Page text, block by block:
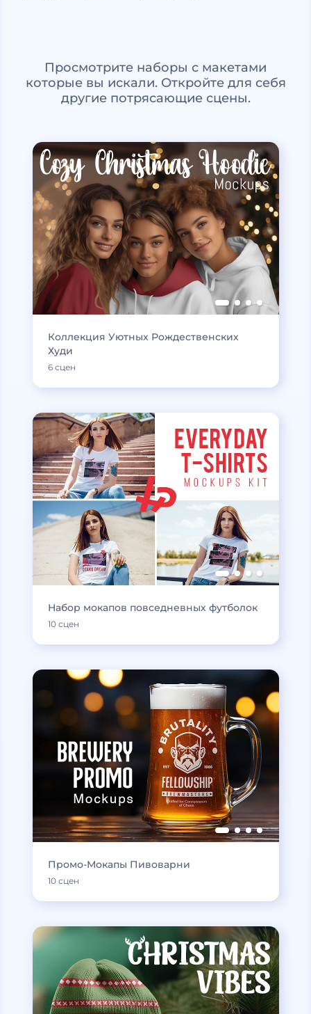
Просмотрите наборы с макетами
которые вы искали. Откройте для себя
другие потрясающие сцены.
Коллекция Уютных Рождественских
Худи
6 сцен
Набор мокапов повседневных футболок
10 сцен
Промо-Мокапы Пивоварни
10 сцен